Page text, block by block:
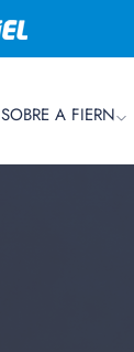
SOBRE A FIERN